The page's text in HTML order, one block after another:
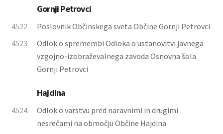
Gornji Petrovci
4522.
Poslovnik Občinskega sveta Občine Gornji Petrovci
4523.
Odlok o spremembi Odloka o ustanovitvi javnega
vzgojno-izobraževalnega zavoda Osnovna šola
Gornji Petrovci
Hajdina
4524.
Odlok o varstvu pred naravnimi in drugimi
nesrečami na območju Občine Hajdina